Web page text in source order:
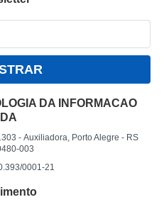
DA INFORMACAO
-Auxiliadora, Porto Alegre - RS
003
0001-21